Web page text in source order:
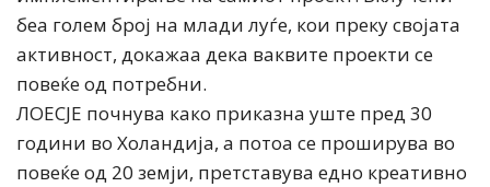
беа голем број на млади луѓе, кои преку својата
активност, докажаа дека ваквите проекти се
повеќе од потребни.
ЛОЕСЈЕ почнува како приказна уште пред 30
години во Холандија, а потоа се проширува во
повеќе од 20 земји, претставува едно креативно